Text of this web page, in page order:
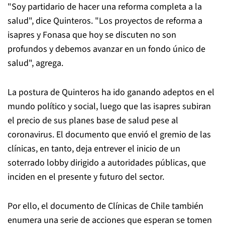
"Soy partidario de hacer una reforma completa a la
salud", dice Quinteros. "Los proyectos de reforma a
isapres y Fonasa que hoy se discuten no son
profundos y debemos avanzar en un fondo único de
salud", agrega.
La postura de Quinteros ha ido ganando adeptos en el
mundo político y social, luego que las isapres subiran
el precio de sus planes base de salud pese al
coronavirus. El documento que envió el gremio de las
clínicas, en tanto, deja entrever el inicio de un
soterrado lobby dirigido a autoridades públicas, que
inciden en el presente y futuro del sector.
Por ello, el documento de Clínicas de Chile también
enumera una serie de acciones que esperan se tomen